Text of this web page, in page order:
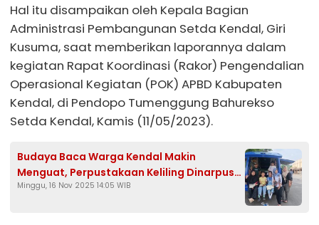
Hal itu disampaikan oleh Kepala Bagian
Administrasi Pembangunan Setda Kendal, Giri
Kusuma, saat memberikan laporannya dalam
kegiatan Rapat Koordinasi (Rakor) Pengendalian
Operasional Kegiatan (POK) APBD Kabupaten
Kendal, di Pendopo Tumenggung Bahurekso
Setda Kendal, Kamis (11/05/2023).
Budaya Baca Warga Kendal Makin
Menguat, Perpustakaan Keliling Dinarpus
Selalu Diburu Pengunjung
Minggu, 16 Nov 2025 14:05 WIB